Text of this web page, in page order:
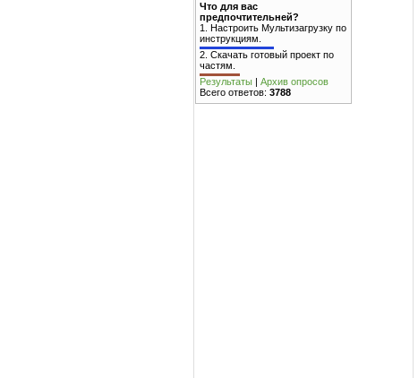
Что для вас
предпочтительней?
1. Настроить Мультизагрузку по
инструкциям.
2. Скачать готовый проект по
частям.
Результаты | Архив опросов
Всего ответов: 3788